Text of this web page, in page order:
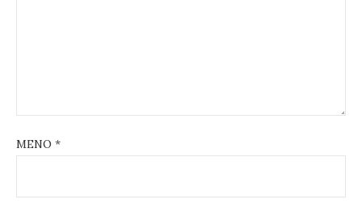
MENO *